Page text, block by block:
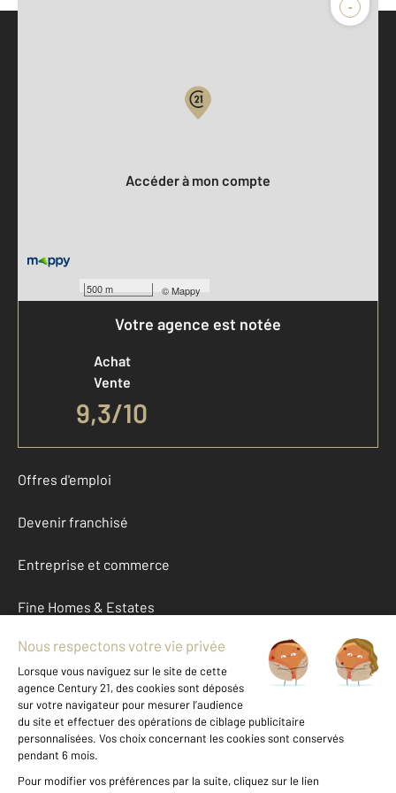
-
500 m ©Mappy
Accéder à mon compte
Votre agence est notée
Achat
Vente
9,3/10
Offres d'emploi
Devenir franchisé
Entreprise et commerce
Fine Homes & Estates
À propos
International
Nous contacter